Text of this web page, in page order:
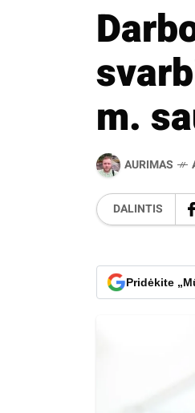
m.
AURIMAS
DALINTIS
Pridėkite